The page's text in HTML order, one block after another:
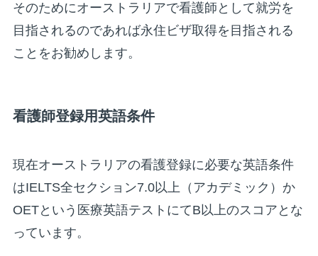
そのためにオーストラリアで看護師として就労を
目指されるのであれば永住ビザ取得を目指される
ことをお勧めします。
看護師登録用英語条件
現在オーストラリアの看護登録に必要な英語条件
はIELTS全セクション7.0以上（アカデミック）か
OETという医療英語テストにてB以上のスコアとな
っています。